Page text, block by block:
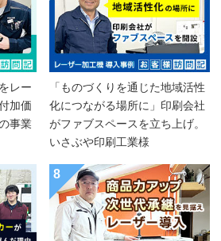
レー
加価
事業
「ものづくりを通じた地域活性
化につながる場所に」印刷会社
がファブスペースを立ち上げ。
いさぶや印刷工業様
8